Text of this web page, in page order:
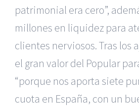
patrimonial era cero”,
millones en liquidez para
clientes nerviosos. Tras los
el gran valor del Popular
“porque nos aporta siete
cuota en España, con un